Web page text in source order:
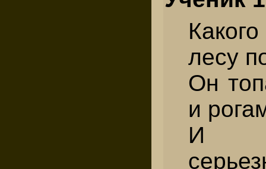
лесу
Он
и
И